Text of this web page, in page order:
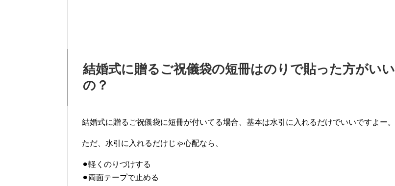
結婚式に贈るご祝儀袋の短冊はのりで貼った方がいい
の？
結婚式に贈るご祝儀袋に短冊が付いてる場合、基本は水引に入れるだけでいいですよー。
ただ、水引に入れるだけじゃ心配なら、
⚫︎軽くのりづけする
⚫︎両面テープで止める